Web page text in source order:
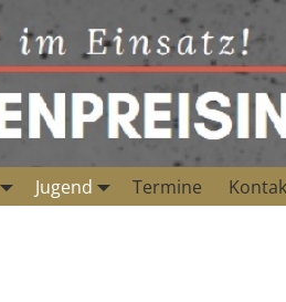
Jugend Termine